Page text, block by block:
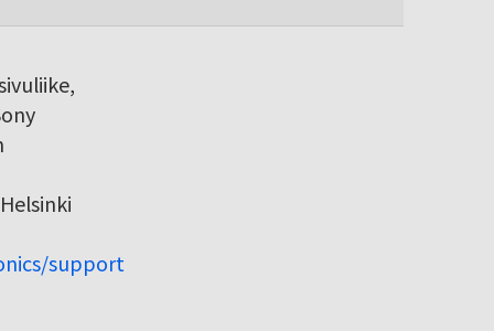
support